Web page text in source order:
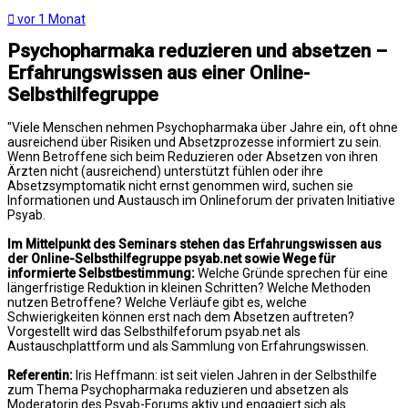
vor 1 Monat
Psychopharmaka reduzieren und absetzen –
Erfahrungswissen aus einer Online-
Selbsthilfegruppe
"Viele Menschen nehmen Psychopharmaka über Jahre ein, oft ohne
ausreichend über Risiken und Absetzprozesse informiert zu sein.
Wenn Betroffene sich beim Reduzieren oder Absetzen von ihren
Ärzten nicht (ausreichend) unterstützt fühlen oder ihre
Absetzsymptomatik nicht ernst genommen wird, suchen sie
Informationen und Austausch im Onlineforum der privaten Initiative
Psyab.
Im Mittelpunkt des Seminars stehen das Erfahrungswissen aus
der Online-Selbsthilfegruppe psyab.net sowie Wege für
informierte Selbstbestimmung:Welche Gründe sprechen für eine
längerfristige Reduktion in kleinen Schritten? Welche Methoden
nutzen Betroffene? Welche Verläufe gibt es, welche
Schwierigkeiten können erst nach dem Absetzen auftreten?
Vorgestellt wird das Selbsthilfeforum psyab.net als
Austauschplattform und als Sammlung von Erfahrungswissen.
Referentin: Iris Heffmann: ist seit vielen Jahren in der Selbsthilfe
zum Thema Psychopharmaka reduzieren und absetzen als
Moderatorin des Psyab-Forums aktiv und engagiert sich als